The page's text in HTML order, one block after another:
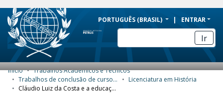
BRAZIL
Simplifique!
Comunica BR
Participe
Acesso à informação
PORTUGUÊS (BRASIL) ENTRAR
Ir
COMUNIDADES E COLEÇÕES
Início
Trabalhos Acadêmicos e Técnicos
Trabalhos de conclusão de curso de Graduação
Licenciatura em História
Cláudio Luiz da Costa e a educação de cegos no Brasil: uma análise de sua gestão no Imperial Instituto dos Meninos Cegos (1856 - 1869)